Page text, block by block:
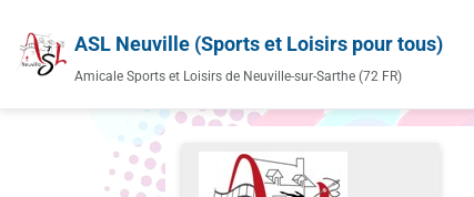
ASL Neuville (Sports et Loisirs pour tous)
Amicale Sports et Loisirs de Neuville-sur-Sarthe (72 FR)